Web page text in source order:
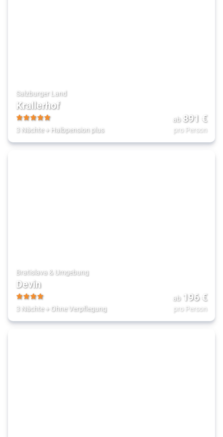
Salzburger Land
Krallerhof
5
3 Nächte+ Halbpension plus
ab 891 €
pro Person
Bratislava & Umgebung
Devin
4
3 Nächte+ Ohne Verpflegung
ab 196€
pro Person